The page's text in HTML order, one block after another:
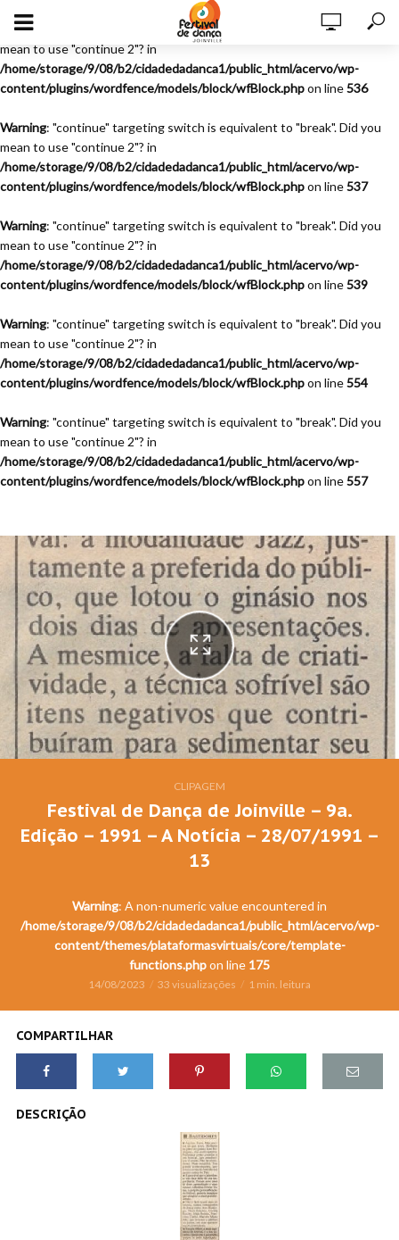
Warning
: "continue" targeting switch is equivalent to "break". Did you
mean to use "continue 2"? in
/home/storage/9/08/b2/cidadedadanca1/public_html/acervo/wp-
content/plugins/wordfence/models/block/wfBlock.phpon line536
Warning: "continue" targeting switch is equivalent to "break". Did you
mean to use "continue 2"? in
/home/storage/9/08/b2/cidadedadanca1/public_html/acervo/wp-
content/plugins/wordfence/models/block/wfBlock.phpon line537
Warning: "continue" targeting switch is equivalent to "break". Did you
mean to use "continue 2"? in
/home/storage/9/08/b2/cidadedadanca1/public_html/acervo/wp-
content/plugins/wordfence/models/block/wfBlock.phpon line539
Warning: "continue" targeting switch is equivalent to "break". Did you
mean to use "continue 2"? in
/home/storage/9/08/b2/cidadedadanca1/public_html/acervo/wp-
content/plugins/wordfence/models/block/wfBlock.phpon line554
Warning: "continue" targeting switch is equivalent to "break". Did you
mean to use "continue 2"? in
/home/storage/9/08/b2/cidadedadanca1/public_html/acervo/wp-
content/plugins/wordfence/models/block/wfBlock.phpon line557
Festival de Dança de Joinville - 9a. Edição - 1991
CLIPAGEM
Festival de Dança de Joinville – 9a.
Edição – 1991 – A Notícia – 28/07/1991 –
13
Warning: A non-numeric value encountered in
/home/storage/9/08/b2/cidadedadanca1/public_html/acervo/wp-
content/themes/plataformasvirtuais/core/template-
functions.phpon line 175
14/08/2023 33 visualizações 1 min. leitura
COMPARTILHAR
DESCRIÇÃO